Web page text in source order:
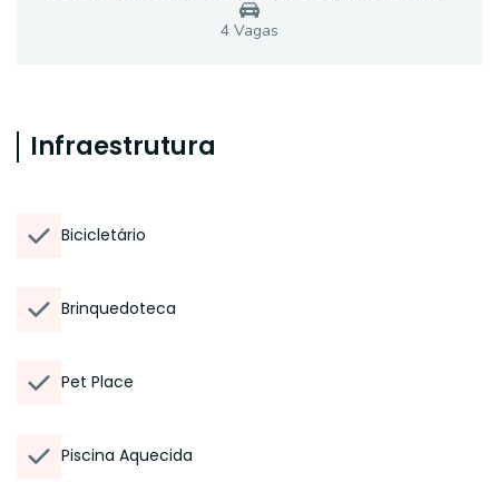
4 Vagas
Infraestrutura
Bicicletário
Brinquedoteca
Pet Place
Piscina Aquecida